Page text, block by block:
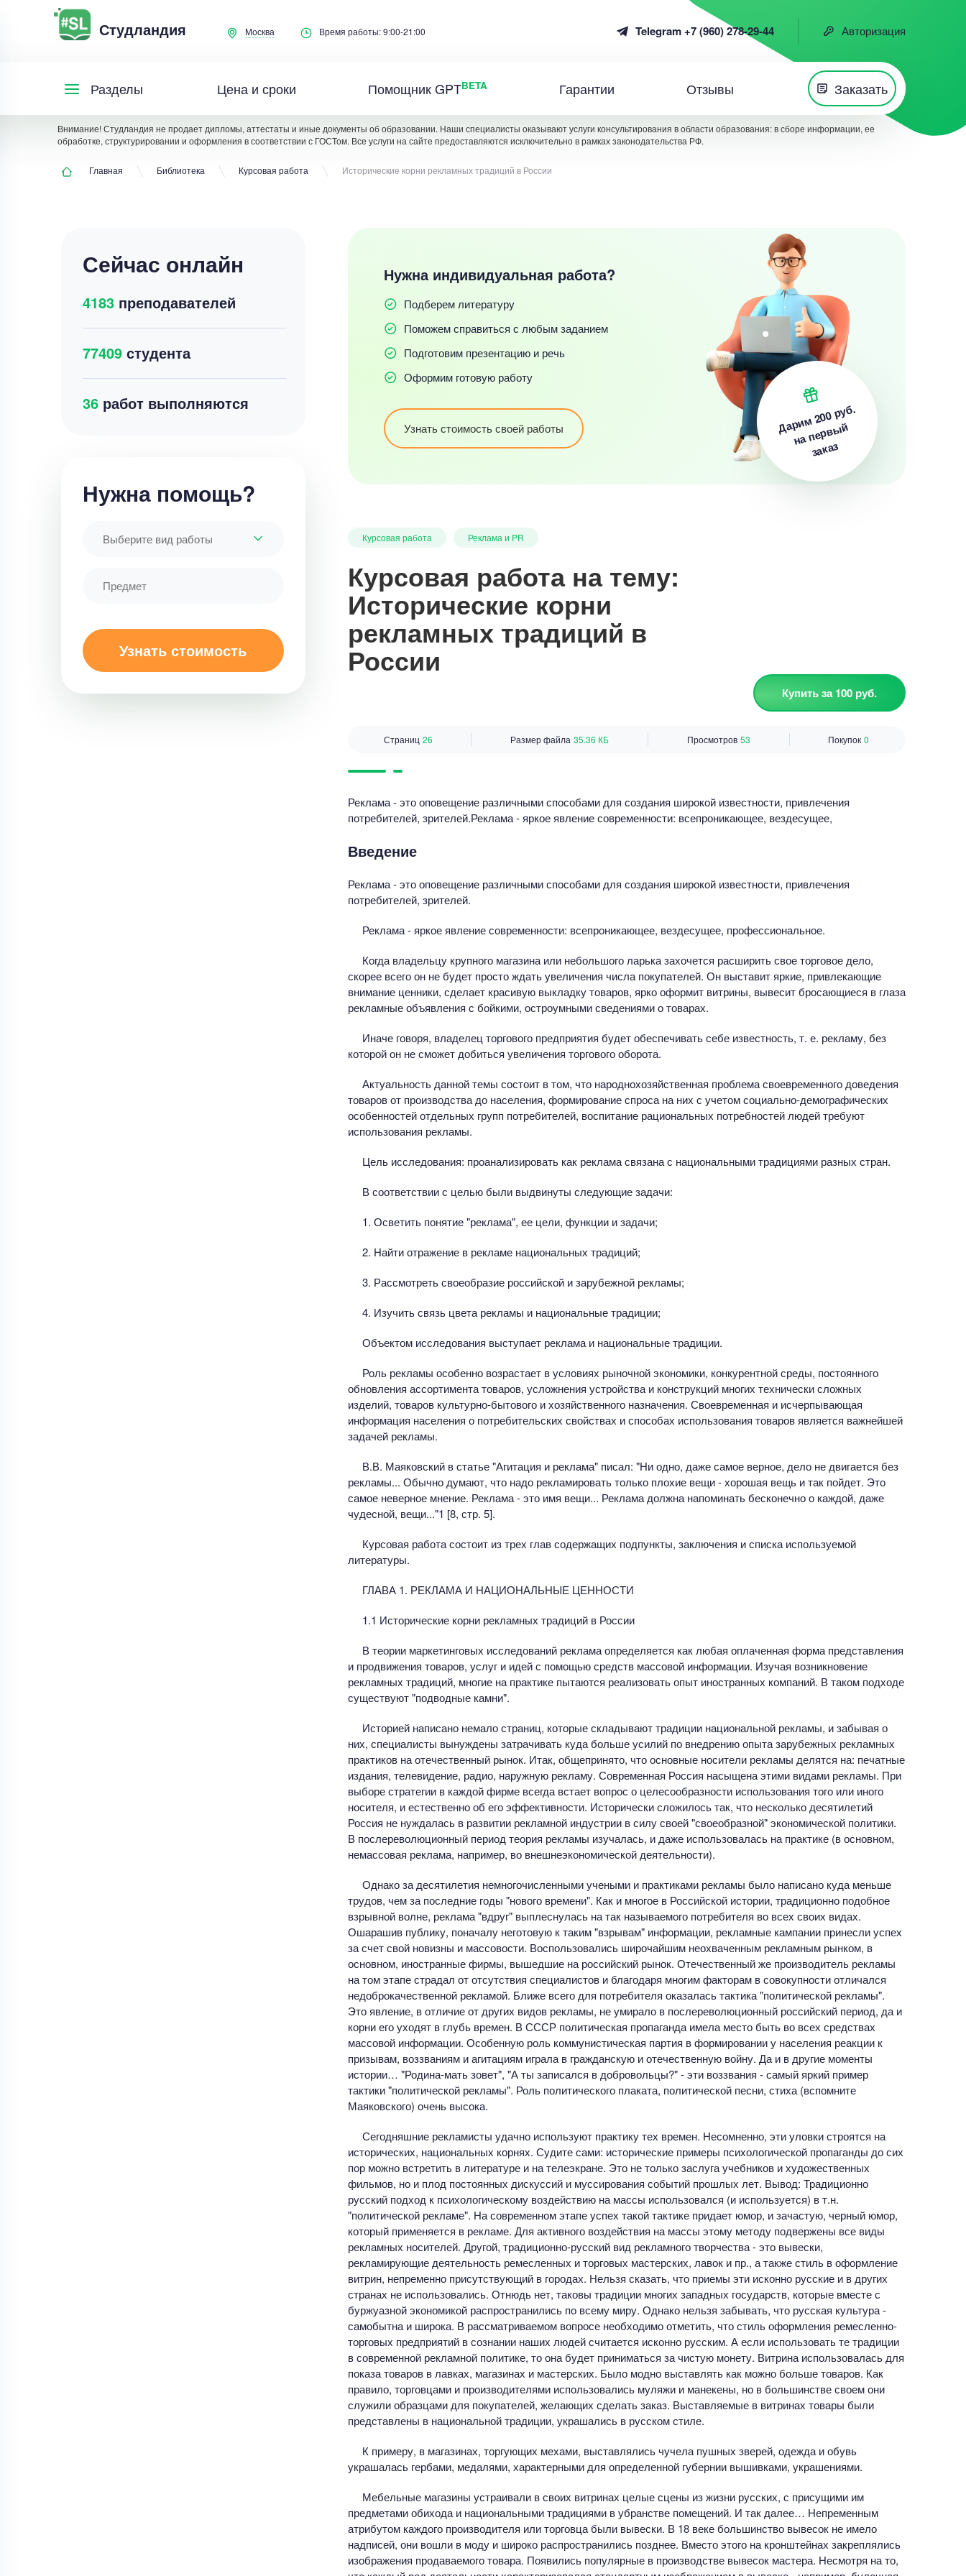
Студландия Москва Время работы: 9:00-21:00 Telegram +7 (960) 278-29-44 Авторизация
Разделы Цена и сроки Помощник GPTBETA Гарантии Отзывы Заказать
Внимание! Студландия не продает дипломы, аттестаты и иные документы об образовании. Наши специалисты оказывают услуги консультирования в области образования: в сборе информации, ее
обработке, структурировании и оформления в соответствии с ГОСТом. Все услуги на сайте предоставляются исключительно в рамках законодательства РФ.
Главная Библиотека Курсовая работа Исторические корни рекламных традиций в России
Сейчас онлайн
4183преподавателей
77409студента
41работ выполняются
Нужна помощь?
Выберите вид работы
Узнать стоимость
Нужна индивидуальная работа?
Подберем литературу
Поможем справиться с любым заданием
Подготовим презентацию и речь
Оформим готовую работу
Узнать стоимость своей работы Дарим200 руб.
на первый
заказ
Курсовая работа Реклама и PR
Курсовая работа на тему:
Исторические корни
рекламных традиций в
России
Купить за 100 руб.
Страниц 26 Размер файла 35.36 КБ Просмотров 53 Покупок 0
Реклама - это оповещение различными способами для создания широкой известности, привлечения
потребителей, зрителей.Реклама - яркое явление современности: всепроникающее, вездесущее,
Введение
Реклама - это оповещение различными способами для создания широкой известности, привлечения
потребителей, зрителей.
Реклама - яркое явление современности: всепроникающее, вездесущее, профессиональное.
Когда владельцу крупного магазина или небольшого ларька захочется расширить свое торговое дело,
скорее всего он не будет просто ждать увеличения числа покупателей. Он выставит яркие, привлекающие
внимание ценники, сделает красивую выкладку товаров, ярко оформит витрины, вывесит бросающиеся в глаза
рекламные объявления с бойкими, остроумными сведениями о товарах.
Иначе говоря, владелец торгового предприятия будет обеспечивать себе известность, т. е. рекламу, без
которой он не сможет добиться увеличения торгового оборота.
Актуальность данной темы состоит в том, что народнохозяйственная проблема своевременного доведения
товаров от производства до населения, формирование спроса на них с учетом социально-демографических
особенностей отдельных групп потребителей, воспитание рациональных потребностей людей требуют
использования рекламы.
Цель исследования: проанализировать как реклама связана с национальными традициями разных стран.
В соответствии с целью были выдвинуты следующие задачи:
1. Осветить понятие "реклама", ее цели, функции и задачи;
2. Найти отражение в рекламе национальных традиций;
3. Рассмотреть своеобразие российской и зарубежной рекламы;
4. Изучить связь цвета рекламы и национальные традиции;
Объектом исследования выступает реклама и национальные традиции.
Роль рекламы особенно возрастает в условиях рыночной экономики, конкурентной среды, постоянного
обновления ассортимента товаров, усложнения устройства и конструкций многих технически сложных
изделий, товаров культурно-бытового и хозяйственного назначения. Своевременная и исчерпывающая
информация населения о потребительских свойствах и способах использования товаров является важнейшей
задачей рекламы.
В.В. Маяковский в статье "Агитация и реклама" писал: "Ни одно, даже самое верное, дело не двигается без
рекламы... Обычно думают, что надо рекламировать только плохие вещи - хорошая вещь и так пойдет. Это
самое неверное мнение. Реклама - это имя вещи... Реклама должна напоминать бесконечно о каждой, даже
чудесной, вещи..."1 [8, стр. 5].
Курсовая работа состоит из трех глав содержащих подпункты, заключения и списка используемой
литературы.
ГЛАВА 1. РЕКЛАМА И НАЦИОНАЛЬНЫЕ ЦЕННОСТИ
1.1 Исторические корни рекламных традиций в России
В теории маркетинговых исследований реклама определяется как любая оплаченная форма представления
и продвижения товаров, услуг и идей с помощью средств массовой информации. Изучая возникновение
рекламных традиций, многие на практике пытаются реализовать опыт иностранных компаний. В таком подходе
существуют "подводные камни".
Историей написано немало страниц, которые складывают традиции национальной рекламы, и забывая о
них, специалисты вынуждены затрачивать куда больше усилий по внедрению опыта зарубежных рекламных
практиков на отечественный рынок. Итак, общепринято, что основные носители рекламы делятся на: печатные
издания, телевидение, радио, наружную рекламу. Современная Россия насыщена этими видами рекламы. При
выборе стратегии в каждой фирме всегда встает вопрос о целесообразности использования того или иного
носителя, и естественно об его эффективности. Исторически сложилось так, что несколько десятилетий
Россия не нуждалась в развитии рекламной индустрии в силу своей "своеобразной" экономической политики.
В послереволюционный период теория рекламы изучалась, и даже использовалась на практике (в основном,
немассовая реклама, например, во внешнеэкономической деятельности).
Однако за десятилетия немногочисленными учеными и практиками рекламы было написано куда меньше
трудов, чем за последние годы "нового времени". Как и многое в Российской истории, традиционно подобное
взрывной волне, реклама "вдруг" выплеснулась на так называемого потребителя во всех своих видах.
Ошарашив публику, поначалу неготовую к таким "взрывам" информации, рекламные кампании принесли успех
за счет свой новизны и массовости. Воспользовались широчайшим неохваченным рекламным рынком, в
основном, иностранные фирмы, вышедшие на российский рынок. Отечественный же производитель рекламы
на том этапе страдал от отсутствия специалистов и благодаря многим факторам в совокупности отличался
недоброкачественной рекламой. Ближе всего для потребителя оказалась тактика "политической рекламы".
Это явление, в отличие от других видов рекламы, не умирало в послереволюционный российский период, да и
корни его уходят в глубь времен. В СССР политическая пропаганда имела место быть во всех средствах
массовой информации. Особенную роль коммунистическая партия в формировании у населения реакции к
призывам, воззваниям и агитациям играла в гражданскую и отечественную войну. Да и в другие моменты
истории… "Родина-мать зовет", "А ты записался в добровольцы?" - эти воззвания - самый яркий пример
тактики "политической рекламы". Роль политического плаката, политической песни, стиха (вспомните
Маяковского) очень высока.
Сегодняшние рекламисты удачно используют практику тех времен. Несомненно, эти уловки строятся на
исторических, национальных корнях. Судите сами: исторические примеры психологической пропаганды до сих
пор можно встретить в литературе и на телеэкране. Это не только заслуга учебников и художественных
фильмов, но и плод постоянных дискуссий и муссирования событий прошлых лет. Вывод: Традиционно
русский подход к психологическому воздействию на массы использовался (и используется) в т.н.
"политической рекламе". На современном этапе успех такой тактике придает юмор, и зачастую, черный юмор,
который применяется в рекламе. Для активного воздействия на массы этому методу подвержены все виды
рекламных носителей. Другой, традиционно-русский вид рекламного творчества - это вывески,
рекламирующие деятельность ремесленных и торговых мастерских, лавок и пр., а также стиль в оформление
витрин, непременно присутствующий в городах. Нельзя сказать, что приемы эти исконно русские и в других
странах не использовались. Отнюдь нет, таковы традиции многих западных государств, которые вместе с
буржуазной экономикой распространились по всему миру. Однако нельзя забывать, что русская культура -
самобытна и широка. В рассматриваемом вопросе необходимо отметить, что стиль оформления ремесленно-
торговых предприятий в сознании наших людей считается исконно русским. А если использовать те традиции
в современной рекламной политике, то она будет приниматься за чистую монету. Витрина использовалась для
показа товаров в лавках, магазинах и мастерских. Было модно выставлять как можно больше товаров. Как
правило, торговцами и производителями использовались муляжи и манекены, но в большинстве своем они
служили образцами для покупателей, желающих сделать заказ. Выставляемые в витринах товары были
представлены в национальной традиции, украшались в русском стиле.
К примеру, в магазинах, торгующих мехами, выставлялись чучела пушных зверей, одежда и обувь
украшалась гербами, медалями, характерными для определенной губернии вышивками, украшениями.
Мебельные магазины устраивали в своих витринах целые сцены из жизни русских, с присущими им
предметами обихода и национальными традициями в убранстве помещений. И так далее… Непременным
атрибутом каждого производителя или торговца были вывески. В 18 веке большинство вывесок не имело
надписей, они вошли в моду и широко распространились позднее. Вместо этого на кронштейнах закреплялись
изображения продаваемого товара. Появились популярные в производстве вывесок мастера. Несмотря на то,